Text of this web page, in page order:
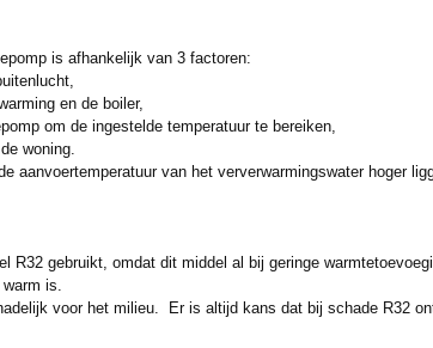
is afhankelijk van 3 factoren:
en de boiler,
om de ingestelde temperatuur te bereiken,
woning.
aanvoertemperatuur van het ververwarmingswater hoger
R32 gebruikt, omdat dit middel al bij geringe
is.
voor het milieu. Er is altijd kans dat bij schade R32